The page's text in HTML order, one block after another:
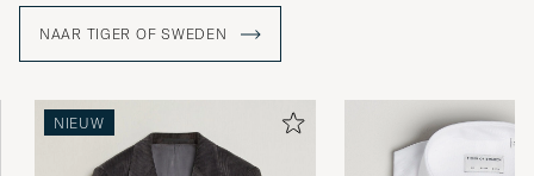
NAAR TIGER OF SWEDEN
NIEUW